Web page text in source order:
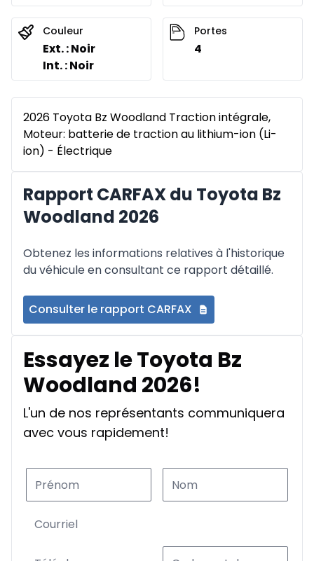
Couleur
Ext. : Noir
Int. : Noir
Portes
4
2026 Toyota Bz Woodland Traction intégrale,
Moteur: batterie de traction au lithium-ion (Li-
ion) - Électrique
Rapport CARFAX du Toyota Bz
Woodland 2026
Obtenez les informations relatives à l'historique
du véhicule en consultant ce rapport détaillé.
Consulter le rapport CARFAX
Essayez le Toyota Bz
Woodland 2026!
L'un de nos représentants communiquera
avec vous rapidement!